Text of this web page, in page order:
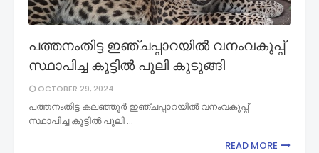
പത്തനംതിട്ട ഇഞ്ചപ്പാറയിൽ വനംവകുപ്പ്
സ്ഥാപിച്ച കൂട്ടിൽ പുലി കുടുങ്ങി
OCTOBER 29, 2024
പത്തനംതിട്ട കലഞ്ഞൂർ ഇഞ്ചപ്പാറയിൽ വനംവകുപ്പ്
സ്ഥാപിച്ച കൂട്ടിൽ പുലി …
READ MORE